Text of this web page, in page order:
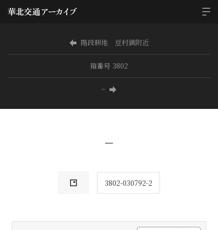
階段耕地 豆村鎮附近
箱番号 3802
−
−
3802-030792-2